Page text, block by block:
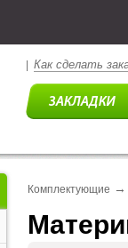
Как сделать
Комплектующие →